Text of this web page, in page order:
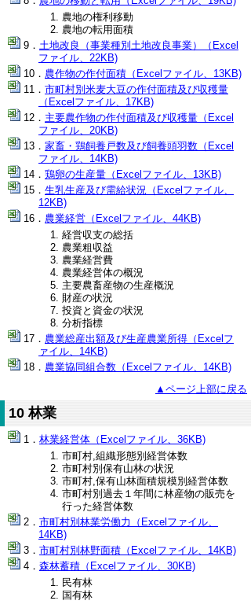
農地の権利移動
農地の転用面積
土地改良（事業種別土地改良事業）（Excel
ファイル、22KB)
農作物の作付面積（Excelファイル、13KB)
市町村別米麦大豆の作付面積及び収穫量
（Excelファイル、17KB)
主要農作物の作付面積及び収穫量（Excel
ファイル、20KB)
家畜・鶏飼養戸数及び飼養頭羽数（Excel
ファイル、14KB)
鶏卵の生産量（Excelファイル、13KB)
生乳生産及び需給状況（Excelファイル、
12KB)
農業経営（Excelファイル、44KB)
経営収支の総括
農業粗収益
農業経営費
農業経営体の概況
主要農畜産物の生産概況
財産の状況
投資と資金の状況
分析指標
農業総産出額及び生産農業所得（Excelフ
ァイル、14KB)
農業協同組合数（Excelファイル、14KB)
▲ページ上部に戻る
10 林業
林業経営体（Excelファイル、36KB)
市町村,組織形態別経営体数
市町村別保有山林の状況
市町村,保有山林面積規模別経営体数
市町村別過去１年間に林産物の販売を
行った経営体数
市町村別林業労働力（Excelファイル、
14KB)
市町村別林野面積（Excelファイル、14KB)
森林蓄積（Excelファイル、30KB)
民有林
国有林